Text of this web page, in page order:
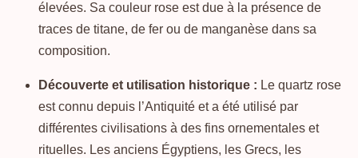
élevées. Sa couleur rose est due à la présence de
traces de titane, de fer ou de manganèse dans sa
composition.
Découverte et utilisation historique : Le quartz rose
est connu depuis l’Antiquité et a été utilisé par
différentes civilisations à des fins ornementales et
rituelles. Les anciens Égyptiens, les Grecs, les